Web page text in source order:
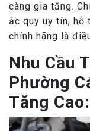
càng gia tăng.
ắc quy uy tín, hỗ
chính hãng là
Nhu Cầu
Phường
Tăng Cao: